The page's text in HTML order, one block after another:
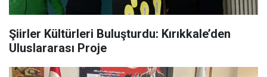
Şiirler Kültürleri Buluşturdu: Kırıkkale’den
Uluslararası Proje